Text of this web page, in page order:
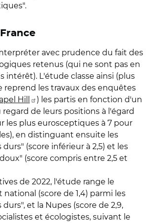
avec prudence du fait des
retenus (qui ne sont pas en
intérêt). L'étude classe ainsi (plus
reprend les travaux des enquêtes
Hill
) les partis en fonction d'un
de leurs positions à l'égard
les plus eurosceptiques à 7 pour
en distinguant ensuite les
(score inférieur à 2,5) et les
(score compris entre 2,5 et
de 2022, l'étude range le
(score de 1,4) parmi les
et la Nupes (score de 2,9,
et écologistes, suivant le